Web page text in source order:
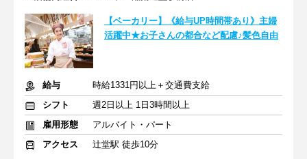
【ベーカリー】《給与UP時間帯あり》主婦
活躍中★お子さんの都合など配慮♪髪色自由
給与
時給1331円以上＋交通費支給
シフト
週2日以上 1日3時間以上
雇用形態
アルバイト・パート
アクセス
辻堂駅 徒歩10分